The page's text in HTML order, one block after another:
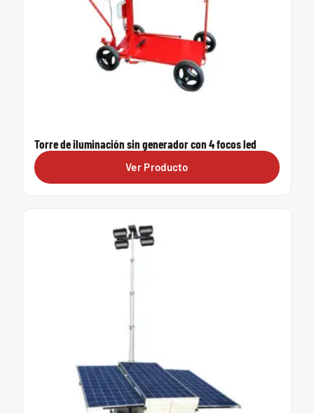
Torre de iluminación sin generador con 4 focos led
Ver Producto